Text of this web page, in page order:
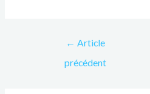
← Article
précédent